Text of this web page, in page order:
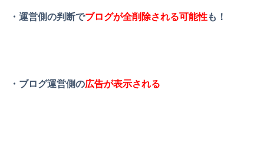
・運営側の判断でブログが全削除される可能性も！
・ブログ運営側の広告が表示される